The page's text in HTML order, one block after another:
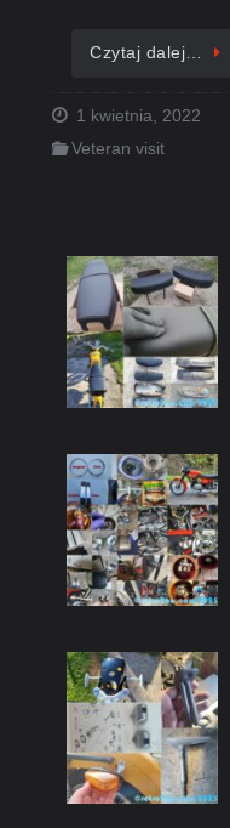
Czytaj dalej…
1 kwietnia, 2022
Veteran visit